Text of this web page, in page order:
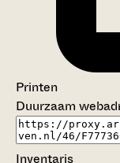
Printen
Duurzaam
Inventaris